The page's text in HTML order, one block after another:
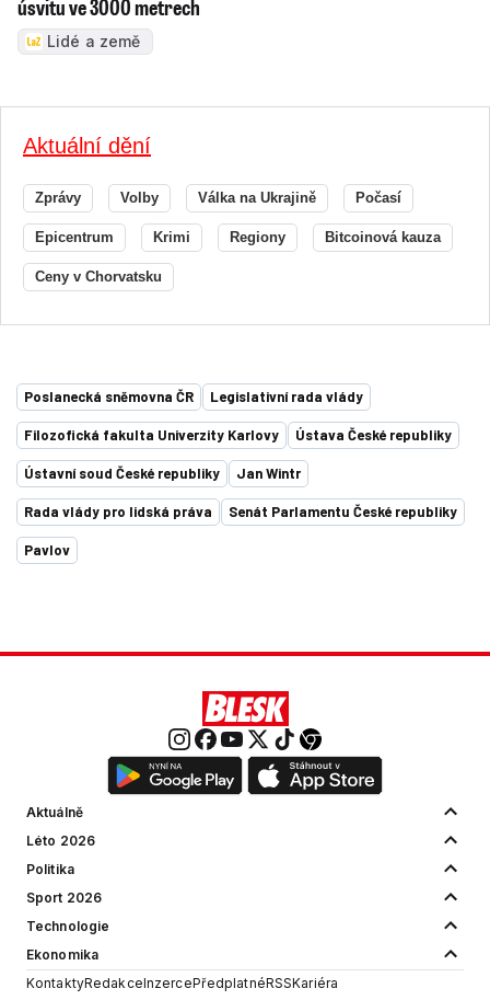
úsvitu ve 3000 metrech
Lidé a země
Aktuální dění
Zprávy Volby Válka na Ukrajině Počasí
Epicentrum Krimi Regiony Bitcoinová kauza
Ceny v Chorvatsku
Poslanecká sněmovna ČR Legislativní rada vlády
Filozofická fakulta Univerzity Karlovy Ústava České republiky
Ústavní soud České republiky Jan Wintr
Rada vlády pro lidská práva Senát Parlamentu České republiky
Pavlov
Aktuálně
Léto 2026
Politika
Sport 2026
Technologie
Ekonomika
KontaktyRedakceInzercePředplatnéRSSKariéra